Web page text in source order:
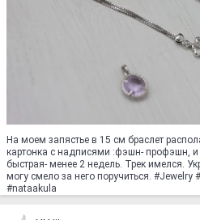
На моем запястье в 15 см браслет
картонка с надписями :фэшн- профэшн,
быстрая- менее 2 недель. Трек имелся.
могу смело за него поручиться. #Jewelry
#nataakula